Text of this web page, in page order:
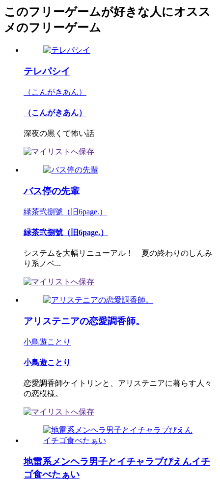
このフリーゲームが好きな人にオスス
メのフリーゲーム
テレパシイ
（こんがきあん）
（こんがきあん）
深夜の黒くて怖い話
バス停の先輩
緑茶弐捌號（旧6page.）
緑茶弐捌號（旧6page.）
システムを大幅リニューアル！ 夏の終わりのしんみ
り系ノベ...
アリステニアの恋愛調香師。
小鳥遊ことり
小鳥遊ことり
恋愛調香師ケイトリンと、アリステニアに暮らす人々
の恋模様。
地雷系メンヘラ男子とイチャラブぴえんイチ
ゴ食べたぁい